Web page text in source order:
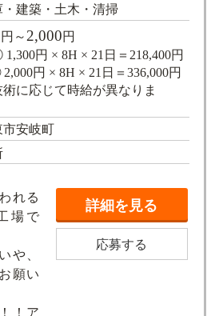
・建築・土木・清掃
円～ 2,000円
円 × 8H × 21日＝218,400円
× 8H × 21日＝336,000円
に応じて時給が異なりま
市安岐町
れる
場で
や、
願い
！ア
詳細を見る
応募する